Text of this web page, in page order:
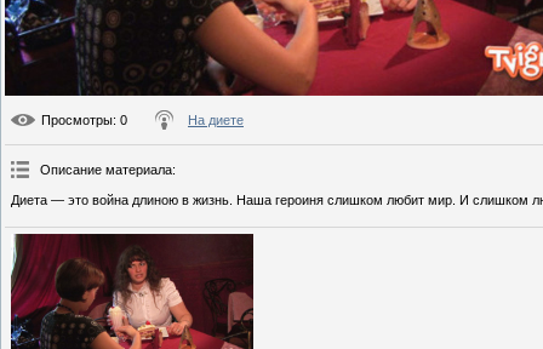
Просмотры: 0 На диете
Описание материала:
Диета — это война длиною в жизнь. Наша героиня слишком любит мир. И слишком